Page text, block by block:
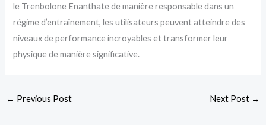
le Trenbolone Enanthate de manière responsable dans un
régime d’entraînement, les utilisateurs peuvent atteindre des
niveaux de performance incroyables et transformer leur
physique de manière significative.
← Previous Post Next Post →